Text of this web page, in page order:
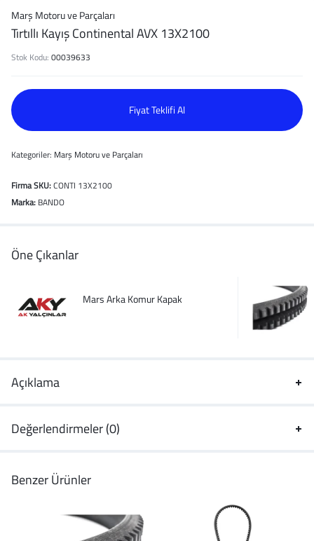
Marş Motoru ve Parçaları
Tırtıllı Kayış Continental AVX 13X2100
Stok Kodu: 00039633
Fiyat Teklifi Al
Kategoriler: Marş Motoru ve Parçaları
Firma SKU:CONTI 13X2100
Marka: BANDO
Öne Çıkanlar
Mars Arka Komur Kapak
Açıklama
Değerlendirmeler (0)
Benzer Ürünler